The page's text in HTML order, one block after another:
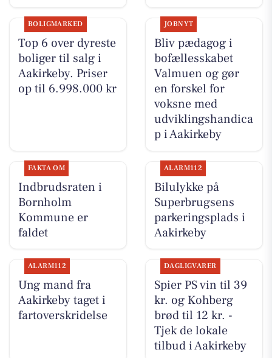
BOLIGMARKED
Top 6 over dyreste
boliger til salg i
Aakirkeby. Priser
op til 6.998.000 kr
JOBNYT
Bliv pædagog i
bofællesskabet
Valmuen og gør
en forskel for
voksne med
udviklingshandica
p i Aakirkeby
FAKTA OM
Indbrudsraten i
Bornholm
Kommune er
faldet
ALARM112
Bilulykke på
Superbrugsens
parkeringsplads i
Aakirkeby
ALARM112
Ung mand fra
Aakirkeby taget i
fartoverskridelse
DAGLIGVARER
Spier PS vin til 39
kr. og Kohberg
brød til 12 kr. -
Tjek de lokale
tilbud i Aakirkeby